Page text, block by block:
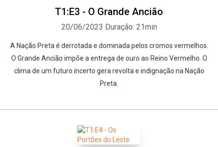
T1:E3 - O Grande Ancião
20/06/2023 Duração: 21min
A Nação Preta é derrotada e dominada pelos cromos vermelhos.
O Grande Ancião impõe a entrega de ouro ao Reino Vermelho. O
clima de um futuro incerto gera revolta e indignação na Nação
Preta.